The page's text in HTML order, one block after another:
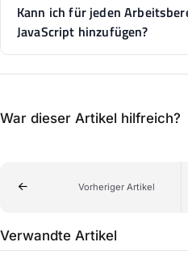
Kann ich für jeden
JavaScript hinzufügen?
War dieser Artikel hilfreich?
Vorheriger Artikel
Verwandte Artikel